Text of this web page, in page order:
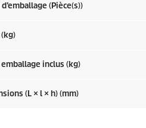
(Pièce(s))
emballage inclus (kg)
(L × l × h) (mm)